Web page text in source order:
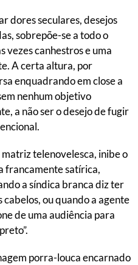
dores seculares, desejos
sobrepõe-se a todo o
vezes canhestros e uma
A certa altura, por
enquadrando em close a
nenhum objetivo
a não ser o desejo de fugir
telenovelesca, inibe o
francamente satírica,
a síndica branca diz ter
ou quando a agente
de uma audiência para
porra-louca encarnado